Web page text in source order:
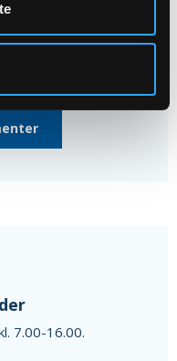
v. Lars...
19:00
7.00-16.00.